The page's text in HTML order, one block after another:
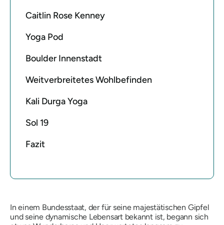
Caitlin Rose Kenney
Yoga Pod
Boulder Innenstadt
Weitverbreitetes Wohlbefinden
Kali Durga Yoga
Sol 19
Fazit
In einem Bundesstaat, der für seine majestätischen Gipfel
und seine dynamische Lebensart bekannt ist, begann sich